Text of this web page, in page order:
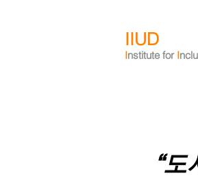
IIUD
Institute for I
“